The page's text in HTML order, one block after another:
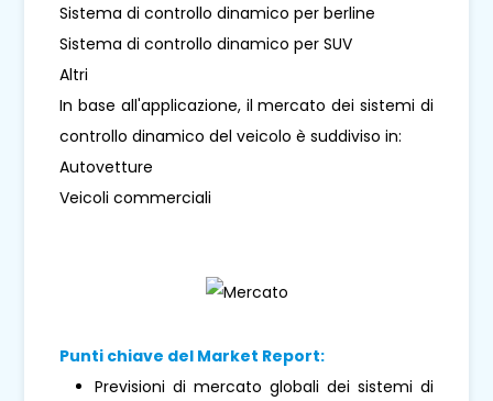
Sistema di controllo dinamico per berline
Sistema di controllo dinamico per SUV
Altri
In base all'applicazione, il mercato dei sistemi di
controllo dinamico del veicolo è suddiviso in:
Autovetture
Veicoli commerciali
Punti chiave del Market Report:
Previsioni di mercato globali dei sistemi di